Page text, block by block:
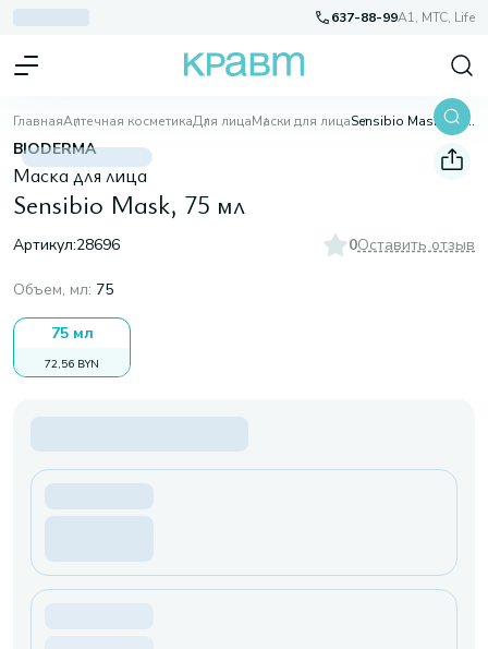
637-88-99A1, МТС, Life
ГлавнаяАптечная косметикаДля лицаМаски для лица Sensibio Mask, 75 мл
BIODERMA
Маска для лица
Sensibio Mask, 75 мл
Артикул:28696 0Оставить отзыв
Объем, мл: 75
75 мл
72,56 BYN